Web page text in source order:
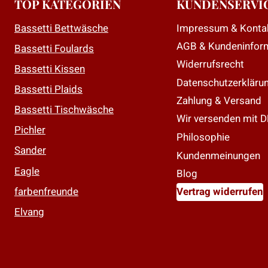
TOP KATEGORIEN
Bassetti Bettwäsche
Bassetti Foulards
Bassetti Kissen
Bassetti Plaids
Bassetti Tischwäsche
Pichler
Sander
Eagle
farbenfreunde
Elvang
Impressum &
AGB &
Widerrufsrecht
Zahlung & Versand
Wir versenden mit
Philosophie
Kundenmeinungen
Blog
Vertrag widerrufen